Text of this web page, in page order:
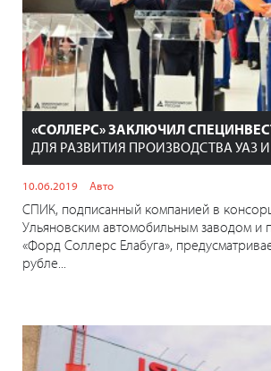
«СОЛЛЕРС» ЗАКЛЮЧИЛ
ДЛЯ РАЗВИТИЯ ПРОИЗВОДСТВА УАЗ И
10.06.2019 Авто
СПИК, подписанный компанией в
Ульяновским автомобильным заводом и
«Форд Соллерс Елабуга»,
рубле...